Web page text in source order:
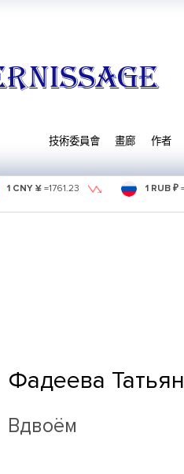
技術委員會 畫廊 作者
1 CNY ¥ =1761.23 1 RUB ₽
Фадеева
Вдвоём